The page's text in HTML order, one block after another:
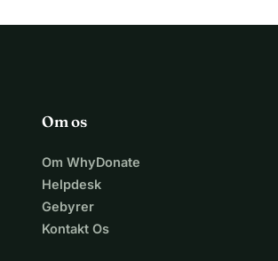
Om os
Om WhyDonate
Helpdesk
Gebyrer
Kontakt Os